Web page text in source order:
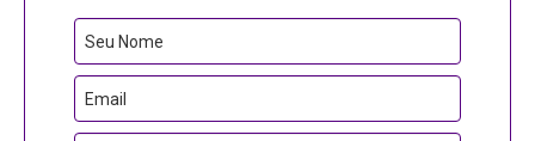
Email
Address
Seu Nome
Email